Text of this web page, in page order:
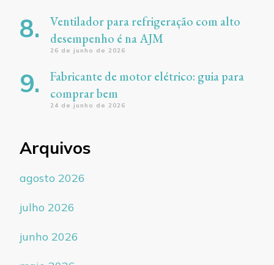
Ventilador para refrigeração com alto
desempenho é na AJM
26 de junho de 2026
Fabricante de motor elétrico: guia para
comprar bem
24 de junho de 2026
Arquivos
agosto 2026
julho 2026
junho 2026